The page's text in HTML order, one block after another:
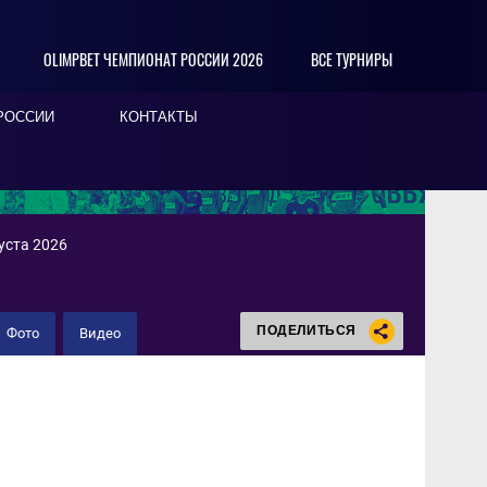
OLIMPBET ЧЕМПИОНАТ РОССИИ 2026 ВСЕ ТУРНИРЫ
КОНТАКТЫ
2026
Фото Видео ПОДЕЛИТЬСЯ